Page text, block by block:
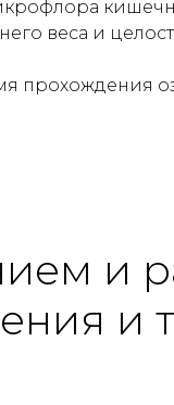
веса и
прохождения
и
и